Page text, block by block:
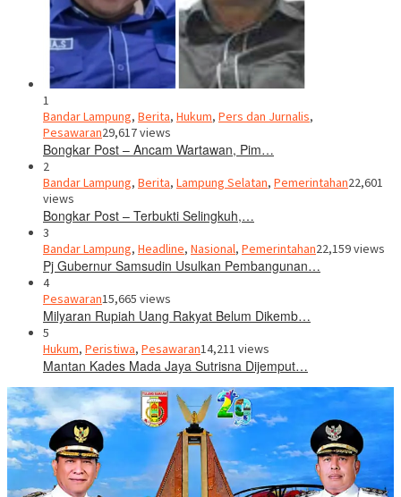
1
Bandar Lampung, Berita, Hukum, Pers dan Jurnalis,
Pesawaran29,617 views
Bongkar Post – Ancam Wartawan, Pim…
2
Bandar Lampung, Berita, Lampung Selatan, Pemerintahan22,601
views
Bongkar Post – Terbukti Selingkuh,…
3
Bandar Lampung, Headline, Nasional, Pemerintahan22,159 views
Pj Gubernur Samsudin Usulkan Pembangunan…
4
Pesawaran15,665 views
Milyaran Rupiah Uang Rakyat Belum Dikemb…
5
Hukum, Peristiwa, Pesawaran14,211 views
Mantan Kades Mada Jaya Sutrisna Dijemput…